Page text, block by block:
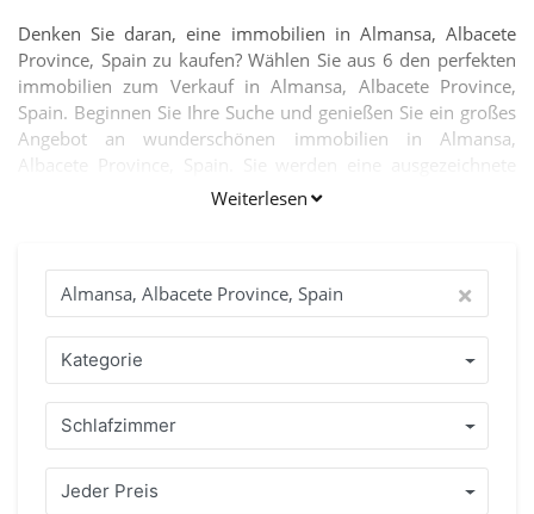
Denken Sie daran, eine immobilien in Almansa, Albacete
Province, Spain zu kaufen? Wählen Sie aus 6 den perfekten
immobilien zum Verkauf in Almansa, Albacete Province,
Spain. Beginnen Sie Ihre Suche und genießen Sie ein großes
Angebot an wunderschönen immobilien in Almansa,
Albacete Province, Spain. Sie werden eine ausgezeichnete
Auswahl an Villen, Häusern und Apartments vorfinden,
Traum immobilien im Ausland zu finden. Nehmen Sie sich
die Zeit und Sie können unsere Agenten jederzeit
kontaktieren, wenn Sie Fragen haben. Unsere Leidenschaft
ist, Ihr Traumhaus für Sie zu finden! Warum mit IMMO
ABROAD kaufen? Profitieren Sie von über 15 Jahren
Erfahrung mit einem Team von Agenten, die Ihre Sprache
sprechen und die Regeln und Richtlinien des Landes kennen,
wo Sie Ihre immobilien kaufen möchten. Eine Reihe von
gepflegten immobilien, gelegen in Almansa, Albacete
Province, Spain oder in der unmittelbaren Umgebung mit
Weiterlesen
Kategorie
Schlafzimmer
Jeder Preis